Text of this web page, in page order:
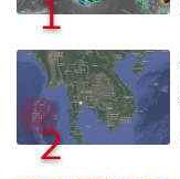
1
2